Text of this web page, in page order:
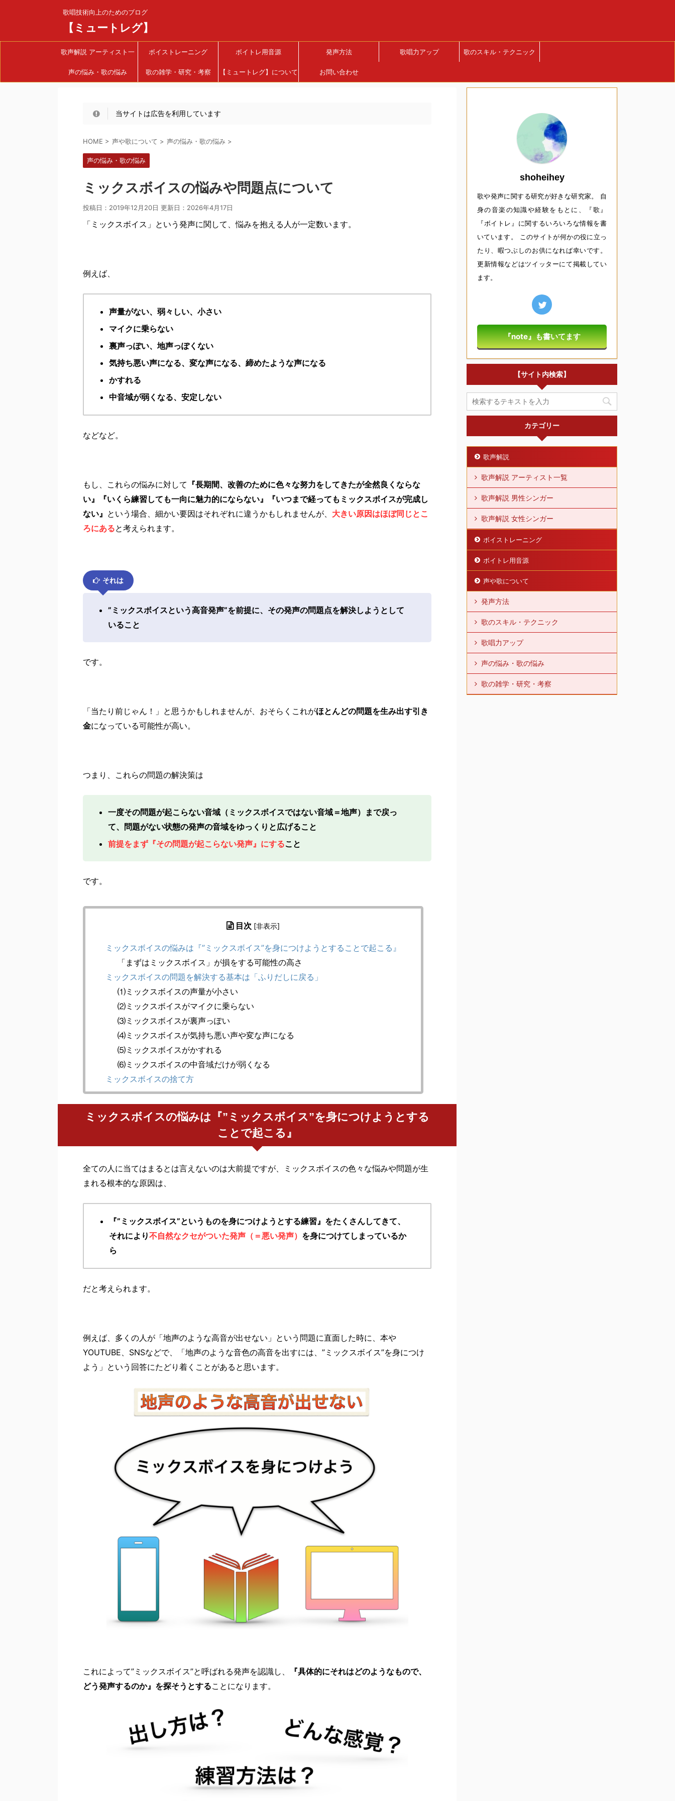
歌唱技術向上のためのブログ
【ミュートレグ】
歌声解説 アーティスト一
覧
ボイストレーニング ボイトレ用音源 発声方法 歌唱力アップ 歌のスキル・テクニック
声の悩み・歌の悩み 歌の雑学・研究・考察 【ミュートレグ】について お問い合わせ
当サイトは広告を利用しています
HOME > 声や歌について > 声の悩み・歌の悩み >
声の悩み・歌の悩み
ミックスボイスの悩みや問題点について
投稿日：2019年12月20日 更新日： 2026年4月17日
「ミックスボイス」という発声に関して、悩みを抱える人が一定数います。
例えば、
声量がない、弱々しい、小さい
マイクに乗らない
裏声っぽい、地声っぽくない
気持ち悪い声になる、変な声になる、締めたような声になる
かすれる
中音域が弱くなる、 安定しない
などなど。
もし、これらの悩みに対して 『長期間、改善のために色々な努力をしてきたが全然良くならな
い』『いくら練習しても一向に魅力的にならない』『いつまで経ってもミックスボイスが完成し
ない』 という場合、細かい要因はそれぞれに違うかもしれませんが、 大きい原因はほぼ同じとこ
ろにあると考えられます。
それは
”ミックスボイスという高音発声”を前提に、その発声の問題点を解決しようとして
いること
です。
「当たり前じゃん！」と思うかもしれませんが、おそらくこれがほとんどの問題を生み出す引き
金になっている可能性が高い。
つまり、これらの問題の解決策は
一度その問題が起こらない音域（ミックスボイスではない音域＝地声）まで戻っ
て、問題がない状態の発声の音域をゆっくりと広げること
前提をまず『その問題が起こらない発声』にすること
です。
目次 [非表示]
ミックスボイスの悩みは『”ミックスボイス”を身につけようとすることで起こる』
「まずはミックスボイス」が損をする可能性の高さ
ミックスボイスの問題を解決する基本は「ふりだしに戻る」
⑴ミックスボイスの声量が小さい
⑵ミックスボイスがマイクに乗らない
⑶ミックスボイスが裏声っぽい
⑷ミックスボイスが気持ち悪い声や変な声になる
⑸ミックスボイスがかすれる
⑹ミックスボイスの中音域だけが弱くなる
ミックスボイスの捨て方
ミックスボイスの悩みは『”ミックスボイス”を身につけようとする
ことで起こる』
全ての人に当てはまるとは言えないのは大前提ですが、ミックスボイスの色々な悩みや問題が生
まれる根本的な原因は、
『”ミックスボイス”というものを身につけようとする練習』をたくさんしてきて、
それにより不自然なクセがついた発声（＝悪い発声） を身につけてしまっているか
ら
だと考えられます。
例えば、多くの人が「地声のような高音が出せない」という問題に直面した時に、本や
YOUTUBE、SNSなどで、「地声のような音色の高音を出すには、”ミックスボイス”を身につけ
よう」という回答にたどり着くことがあると思います。
これによって”ミックスボイス”と呼ばれる発声を認識し、
『具体的にそれはどのようなもので、
どう発声するのか』を探そうとすることになります。
shoheihey
歌や発声に関する研究が好きな研究家。 自
身の音楽の知識や経験をもとに、『歌』
『ボイトレ』に関するいろいろな情報を書
いています。 このサイトが何かの役に立っ
たり、暇つぶしのお供になれば幸いです。
更新情報などはツイッターにて掲載してい
ます。
『note』も書いてます
【サイト内検索】
カテゴリー
歌声解説
歌声解説 アーティスト一覧
歌声解説 男性シンガー
歌声解説 女性シンガー
ボイストレーニング
ボイトレ用音源
声や歌について
発声方法
歌のスキル・テクニック
歌唱力アップ
声の悩み・歌の悩み
歌の雑学・研究・考察